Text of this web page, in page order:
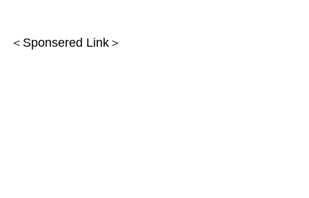
＜Sponsered Link＞